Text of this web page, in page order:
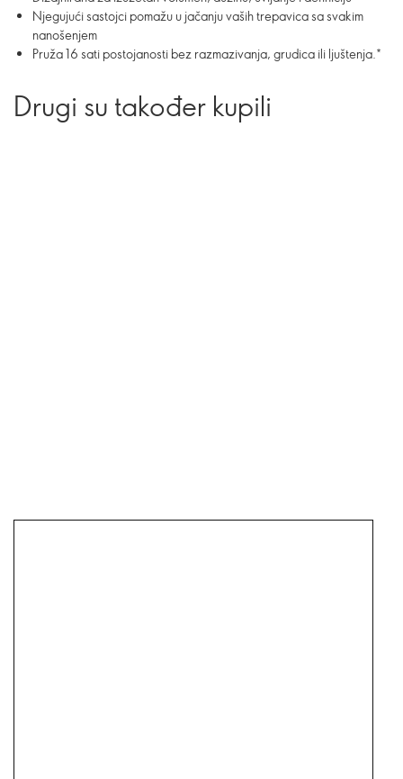
Njegujući sastojci pomažu u jačanju vaših trepavica sa svakim
nanošenjem
Pruža 16 sati postojanosti bez razmazivanja, grudica ili ljuštenja.*
Drugi su također kupili